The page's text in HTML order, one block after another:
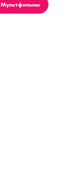
Мультфильмы